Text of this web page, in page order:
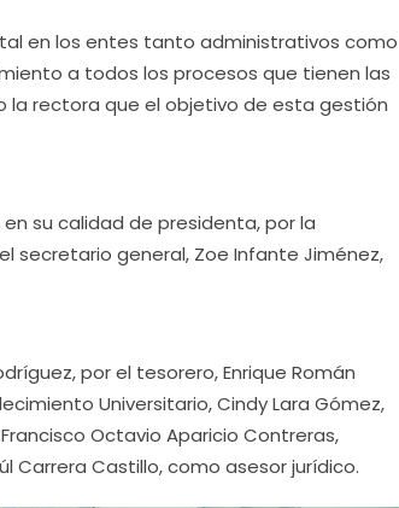
en los entes tanto administrativos como
a todos los procesos que tienen las
la rectora que el objetivo de esta gestión
su calidad de presidenta, por la
secretario general, Zoe Infante Jiménez,
por el tesorero, Enrique Román
Universitario, Cindy Lara Gómez,
Octavio Aparicio Contreras,
Carrera Castillo, como asesor jurídico.